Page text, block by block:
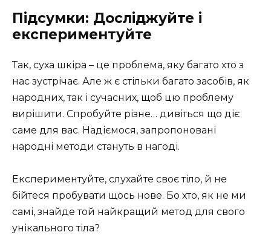
Підсумки: Досліджуйте і
експериментуйте
Так, суха шкіра – це проблема, яку багато хто з
нас зустрічає. Але ж є стільки багато засобів, як
народних, так і сучасних, щоб цю проблему
вирішити. Спробуйте різне… дивіться що діє
саме для вас. Надіємося, запропоновані
народні методи стануть в нагоді.
Експериментуйте, слухайте своє тіло, й не
бійтеся пробувати щось нове. Бо хто, як не ми
самі, знайде той найкращий метод для свого
унікального тіла?